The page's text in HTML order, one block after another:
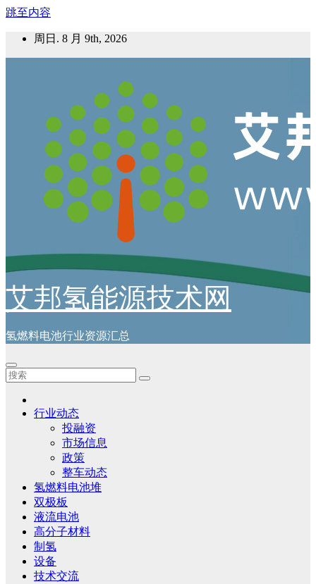
跳至内容
周日. 8 月 9th, 2026
艾邦氢能源技术网
氢燃料电池行业资源汇总
行业动态
投融资
市场信息
政策
整车动态
氢燃料电池堆
双极板
液流电池
高分子材料
制氢
设备
技术交流